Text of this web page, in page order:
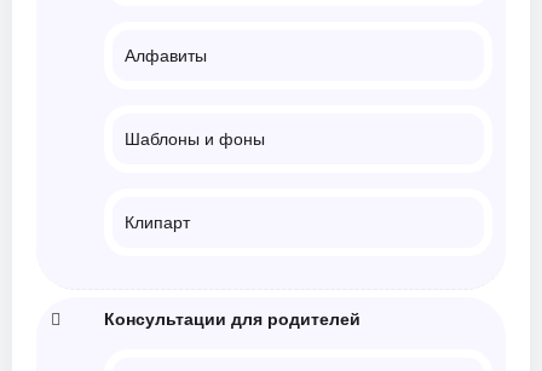
Алфавиты
Шаблоны и фоны
Клипарт
Консультации для родителей